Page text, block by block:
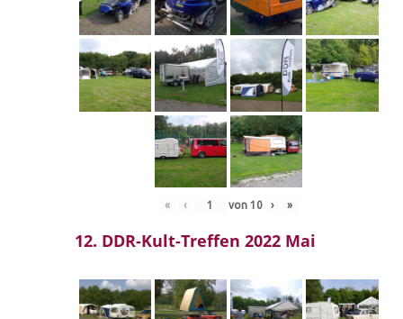
« ‹ von 10 › »
12. DDR-Kult-Treffen 2022 Mai